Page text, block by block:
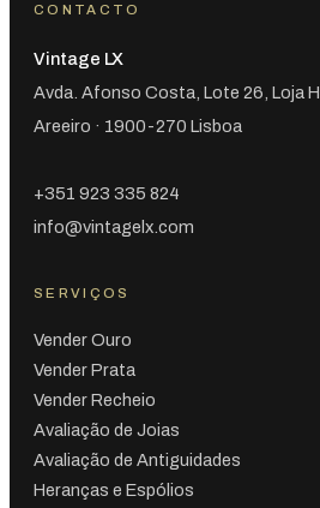
CONTACTO
Vintage LX
Avda. Afonso Costa, Lote 26, Loja H
Areeiro · 1900-270 Lisboa
+351 923 335 824
info@vintagelx.com
SERVIÇOS
Vender Ouro
Vender Prata
Vender Recheio
Avaliação de Joias
Avaliação de Antiguidades
Heranças e Espólios